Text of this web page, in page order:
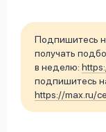
Подпишитесь
получать
в неделю:
подпишитесь
https://max.ru/